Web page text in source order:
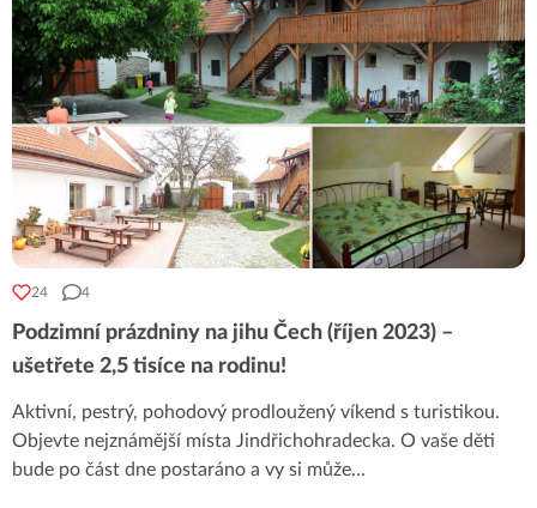
24 4
Podzimní prázdniny na jihu Čech (říjen 2023) –
ušetřete 2,5 tisíce na rodinu!
Aktivní, pestrý, pohodový prodloužený víkend s turistikou.
Objevte nejznámější místa Jindřichohradecka. O vaše děti
bude po část dne postaráno a vy si může...